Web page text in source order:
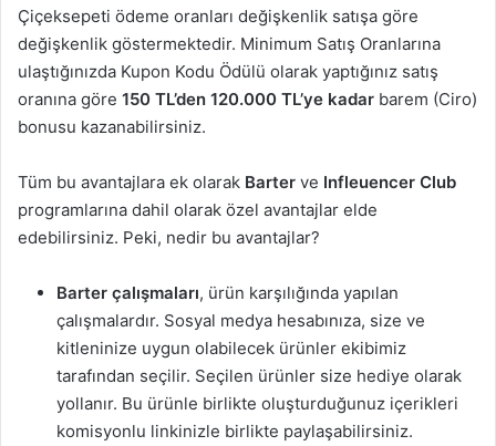
Çiçeksepeti ödeme oranları değişkenlik satışa göre
değişkenlik göstermektedir. Minimum Satış Oranlarına
ulaştığınızda Kupon Kodu Ödülü olarak yaptığınız satış
oranına göre 150 TL’den 120.000 TL’ye kadar barem (Ciro)
bonusu kazanabilirsiniz.
Tüm bu avantajlara ek olarak Barter ve Infleuencer Club
programlarına dahil olarak özel avantajlar elde
edebilirsiniz. Peki, nedir bu avantajlar?
Barter çalışmaları, ürün karşılığında yapılan
çalışmalardır. Sosyal medya hesabınıza, size ve
kitleninize uygun olabilecek ürünler ekibimiz
tarafından seçilir. Seçilen ürünler size hediye olarak
yollanır. Bu ürünle birlikte oluşturduğunuz içerikleri
komisyonlu linkinizle birlikte paylaşabilirsiniz.